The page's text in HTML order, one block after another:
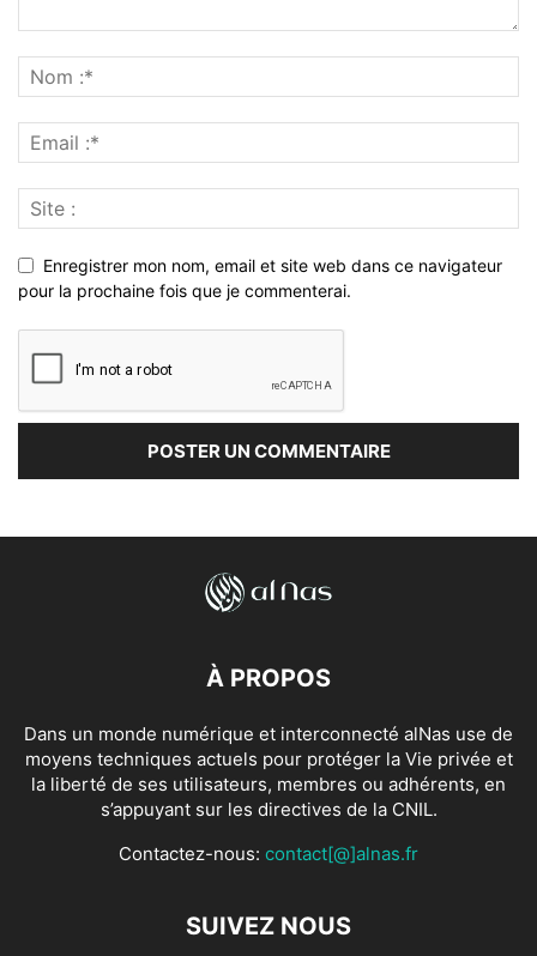
Enregistrer mon nom, email et site web dans ce navigateur
pour la prochaine fois que je commenterai.
À PROPOS
Dans un monde numérique et interconnecté alNas use de
moyens techniques actuels pour protéger la Vie privée et
la liberté de ses utilisateurs, membres ou adhérents, en
s’appuyant sur les directives de la CNIL.
Contactez-nous: contact[@]alnas.fr
SUIVEZ NOUS